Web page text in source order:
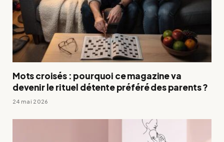
Mots croisés : pourquoi ce magazine va
devenir le rituel détente préféré des parents ?
24 mai 2026